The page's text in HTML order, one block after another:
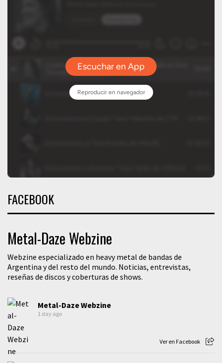
FACEBOOK
Metal-Daze Webzine
Webzine especializado en heavy metal de bandas de
Argentina y del resto del mundo. Noticias, entrevistas,
reseñas de discos y coberturas de shows.
Metal-Daze Webzine
1 day ago
Ver en Facebook